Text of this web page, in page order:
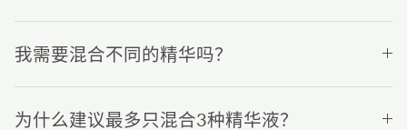
我需要混合不同的精华吗？
为什么建议最多只混合3种精华液？